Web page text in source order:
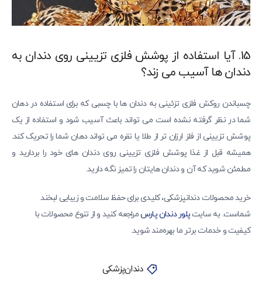
15. آیا استفاده از پوشش فلزی تزیینی روی دندان به
دندان ها آسیب می زند؟
چسباندن روکش فلزی تزئینی به دندان ها با چسبی که برای استفاده در دهان
شما در نظر گرفته نشده است می تواند باعث آسیب شود و استفاده از یک
پوشش تزیینی از فلز ارزان تر از طلا یا نقره می تواند دهان شما را تحریک کند.
همیشه قبل از غذا پوشش فلزی تزیینی روی دندان های خود را بردارید و
مطمئن شوید که آن و دندان هایتان را تمیز نگه دارید.
خرید محصولات دندانپزشکی، کلیدی برای حفظ سلامت و زیبایی لبخند
شماست. به سایتپلور دندان پارسمراجعه کنید و از تنوع محصولات با
کیفیت و خدمات برتر ما بهره‌مند شوید.
دندان‌پزشکی